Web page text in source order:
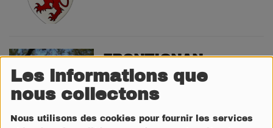
Les informations que
nous collectons
Nous utilisons des cookies pour fournir les services
FRONTIGNAN
LUDOTHÈQUE EN
GOGUETTE!